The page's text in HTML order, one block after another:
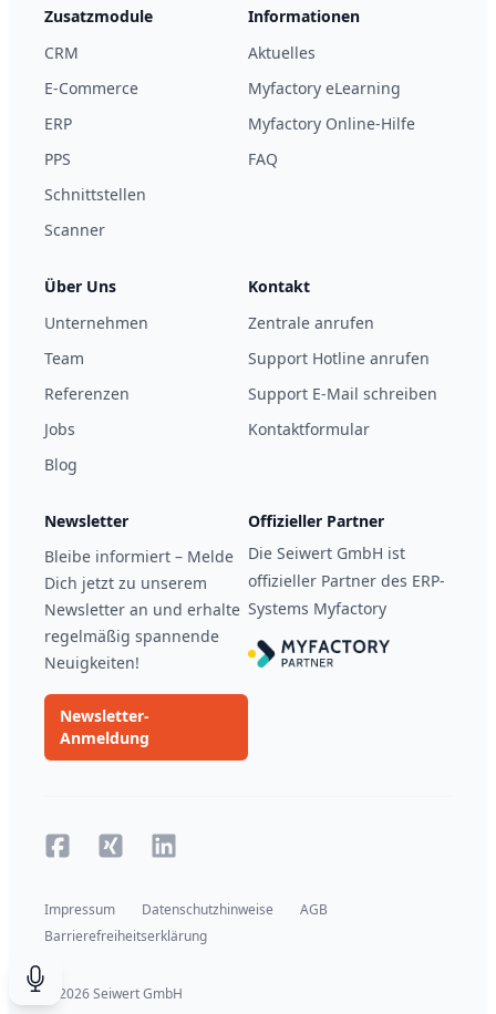
Zusatzmodule
CRM
E-Commerce
ERP
PPS
Schnittstellen
Scanner
Informationen
Aktuelles
Myfactory eLearning
Myfactory Online-Hilfe
FAQ
Über Uns
Unternehmen
Team
Referenzen
Jobs
Blog
Kontakt
Zentrale anrufen
Support Hotline anrufen
Support E-Mail schreiben
Kontaktformular
Newsletter
Bleibe informiert – Melde
Dich jetzt zu unserem
Newsletter an und erhalte
regelmäßig spannende
Neuigkeiten!
Newsletter-
Anmeldung
Offizieller Partner
Die Seiwert GmbH ist
offizieller Partner des ERP-
Systems Myfactory
Facebook
Xing Xing
Impressum Datenschutzhinweise
AGB
Barrierefreiheitserklärung
© 2026 Seiwert GmbH